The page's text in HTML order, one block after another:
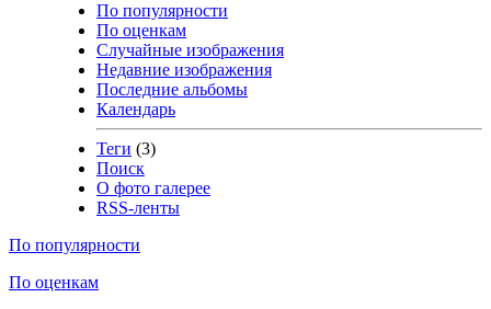
По популярности
По оценкам
Случайные изображения
Недавние изображения
Последние альбомы
Календарь
Теги (3)
Поиск
О фото галерее
RSS-ленты
По популярности
По оценкам